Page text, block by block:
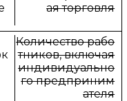
ая торговля
Количество рабо
тников, включая
индивидуально
го предприним
ателя